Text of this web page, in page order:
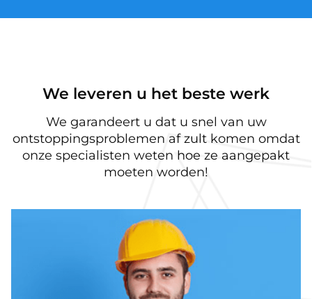
We leveren u het beste werk
We garandeert u dat u snel van uw
ontstoppingsproblemen af zult komen omdat
onze specialisten weten hoe ze aangepakt
moeten worden!